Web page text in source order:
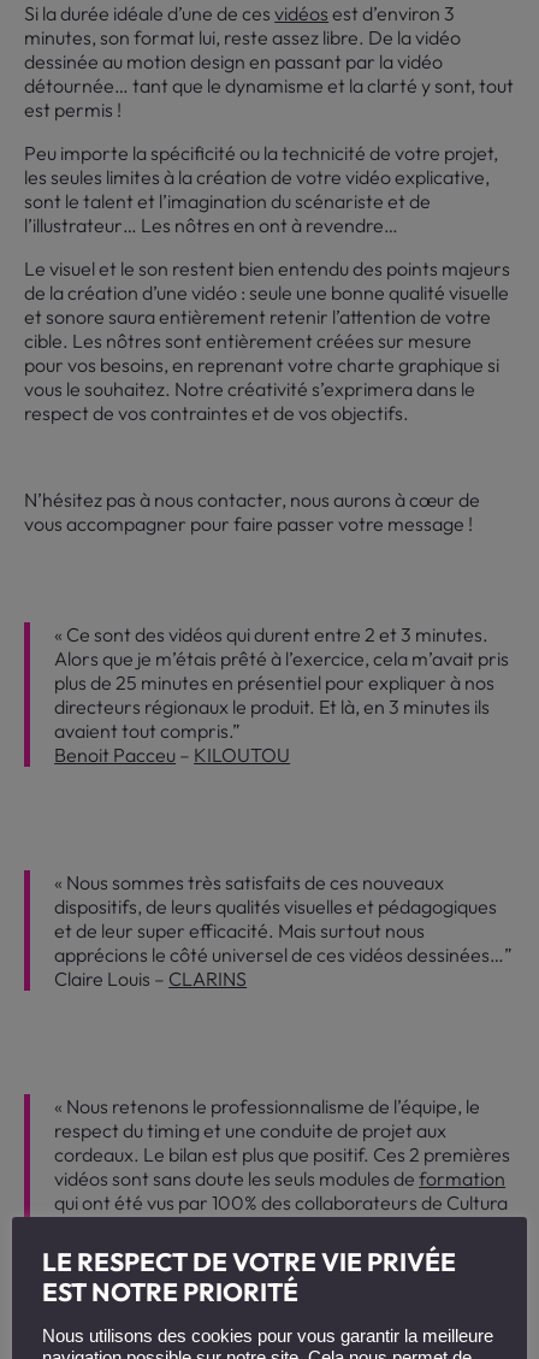
Si la durée idéale d’une de cesvidéos est d’environ 3
minutes, son format lui, reste assez libre. De la vidéo
dessinée au motion design en passant par la vidéo
détournée… tant que le dynamisme et la clarté y sont, tout
est permis !
Peu importe la spécificité ou la technicité de votre projet,
les seules limites à la création de votre vidéo explicative,
sont le talent et l’imagination du scénariste et de
l’illustrateur… Les nôtres en ont à revendre…
Le visuel et le son restent bien entendu des points majeurs
de la création d’une vidéo : seule une bonne qualité visuelle
et sonore saura entièrement retenir l’attention de votre
cible. Les nôtres sont entièrement créées sur mesure
pour vos besoins, en reprenant votre charte graphique si
vous le souhaitez. Notre créativité s’exprimera dans le
respect de vos contraintes et de vos objectifs.
N’hésitez pas à nous contacter, nous aurons à cœur de
vous accompagner pour faire passer votre message !
« Ce sont des vidéos qui durent entre 2 et 3 minutes.
Alors que je m’étais prêté à l’exercice, cela m’avait pris
plus de 25 minutes en présentiel pour expliquer à nos
directeurs régionaux le produit. Et là, en 3 minutes ils
avaient tout compris.”
Benoit Pacceu – KILOUTOU
« Nous sommes très satisfaits de ces nouveaux
dispositifs, de leurs qualités visuelles et pédagogiques
et de leur super efficacité. Mais surtout nous
apprécions le côté universel de ces vidéos dessinées…”
Claire Louis – CLARINS
« Nous retenons le professionnalisme de l’équipe, le
respect du timing et une conduite de projet aux
cordeaux. Le bilan est plus que positif. Ces 2 premières
vidéos sont sans doute les seuls modules deformation
qui ont été vus par 100% des collaborateurs de Cultura
Christophe Gravelle– CULTURA
LE RESPECT DE VOTRE VIE PRIVÉE
EST NOTRE PRIORITÉ
Nous utilisons des cookies pour vous garantir la meilleure